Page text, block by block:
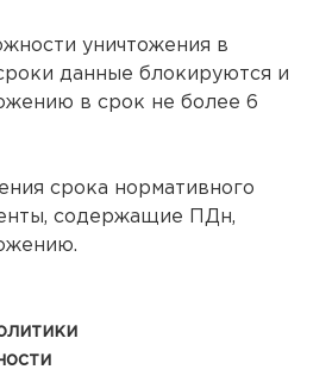
уничтожения в
данные блокируются и
в срок не более 6
срока нормативного
содержащие ПДн,